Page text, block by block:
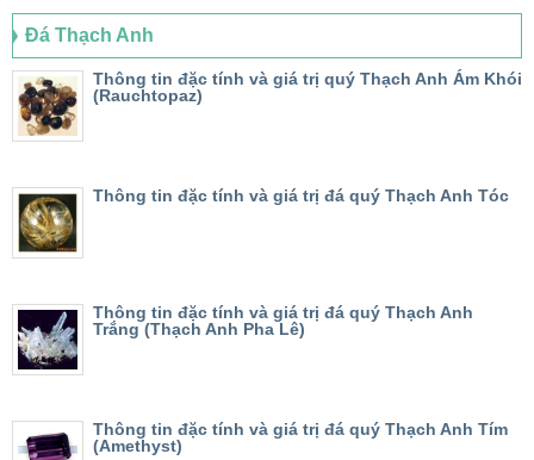
Đá Thạch Anh
Thông tin đặc tính và giá trị quý Thạch Anh Ám Khói
(Rauchtopaz)
Thông tin đặc tính và giá trị đá quý Thạch Anh Tóc
Thông tin đặc tính và giá trị đá quý Thạch Anh
Trắng (Thạch Anh Pha Lê)
Thông tin đặc tính và giá trị đá quý Thạch Anh Tím
(Amethyst)